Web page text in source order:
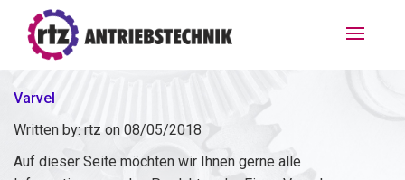
Varvel
Written by: rtz on 08/05/2018
Auf dieser Seite möchten wir Ihnen gerne alle